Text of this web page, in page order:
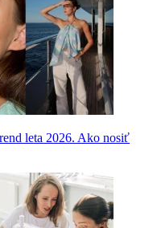
leta 2026. Ako nosiť